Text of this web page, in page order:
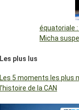
équatoriale
Micha
Les plus lus
Les 5 moments les plus
l’histoire de la CAN